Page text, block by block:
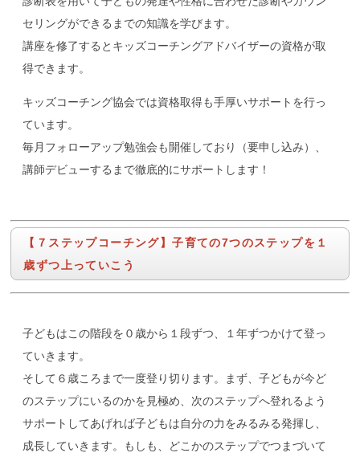
セリングができるまでの知識を学びます。
講座を修了するとキッズコーチングアドバイザーの資格が取
得できます。
キッズコーチング協会では資格取得も手厚いサポートを行っ
ています。
毎月フォローアップ勉強会も開催しており（要申し込み）、
講師デビューするまで徹底的にサポートします！
【７ステップコーチング】子育ての7つのステップを１
歳ずつ上っていこう
子どもはこの階段を０歳から１段ずつ、１年ずつかけて登っ
ていきます。
そして６歳ころまで一度登り切ります。まず、子どもが今ど
のステップにいるのかを見極め、次のステップへ登れるよう
サポートしてあげれば子どもは自分の力をみるみる発揮し、
成長していきます。もしも、どこかのステップでつまづいて